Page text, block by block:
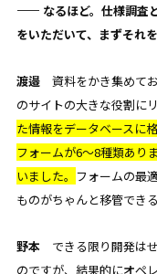
—— なるほど。仕様調査
をいただいて、まずそれ
渡邉 資料をかき集めて
のサイトの大きな役割に
た情報をデータベースに
フォームが6〜8種類あり
いました。 フォームの最
ものがちゃんと移管でき
野本 できる限り開発は
のですが、結果的にオペ